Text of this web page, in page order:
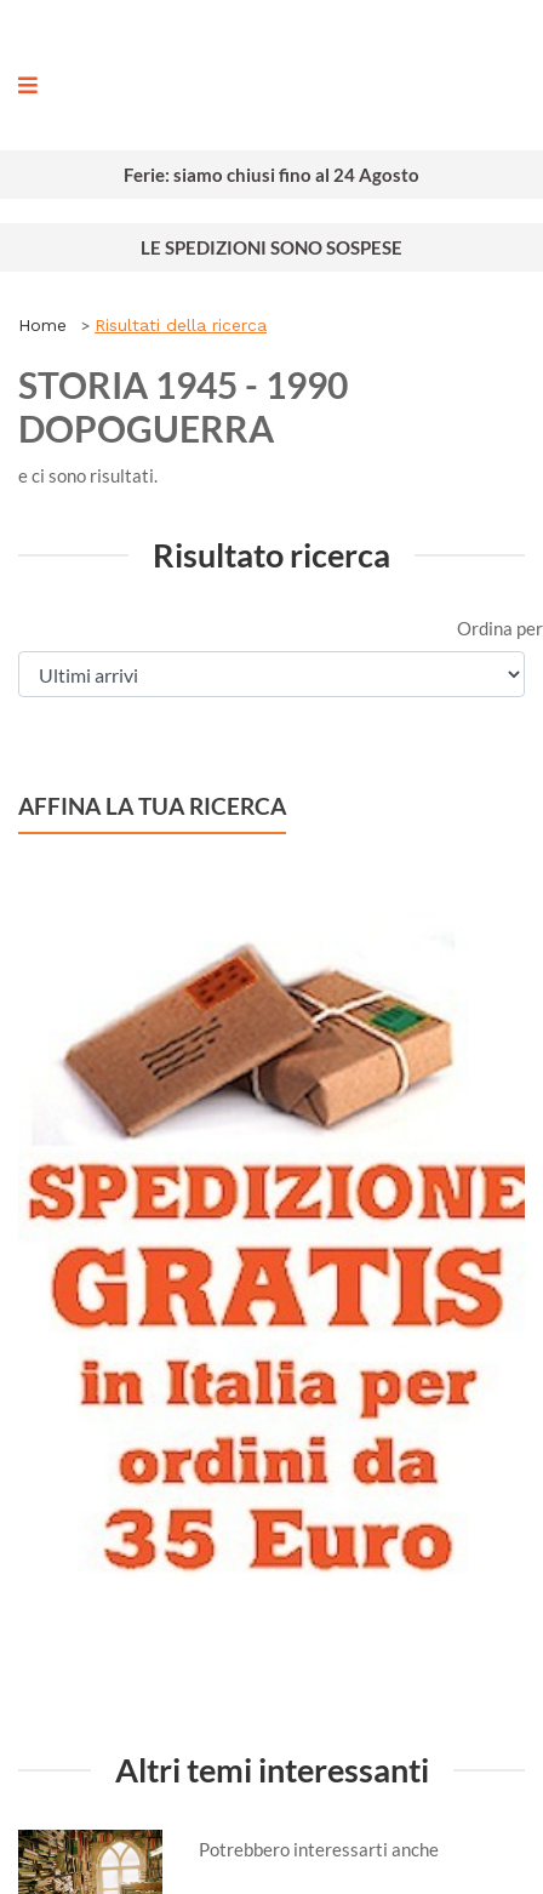
Ferie: siamo chiusi fino al 24 Agosto
LE SPEDIZIONI SONO SOSPESE
Home Risultati della ricerca
STORIA 1945 - 1990
DOPOGUERRA
e ci sono risultati.
Risultato ricerca
AFFINA LA TUA RICERCA
Ordina per
Altri temi interessanti
Potrebbero interessarti anche